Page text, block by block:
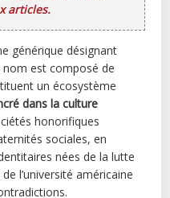
articles.
générique désignant
est composé de
un écosystème
dans la culture
honorifiques
sociales, en
nées de la lutte
l’université américaine